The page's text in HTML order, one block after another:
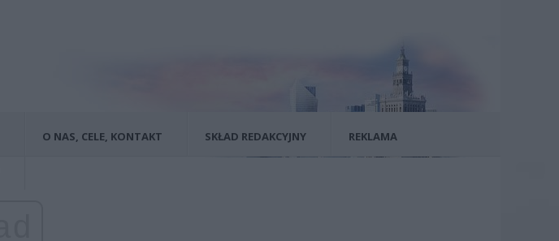
O NAS, CELE, KONTAKT SKŁAD REDAKCYJNY REKLAMA